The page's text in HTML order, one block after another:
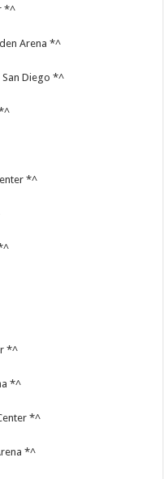
*^
Arena *^
San Diego *^
*^
*^
*^
*^
*^